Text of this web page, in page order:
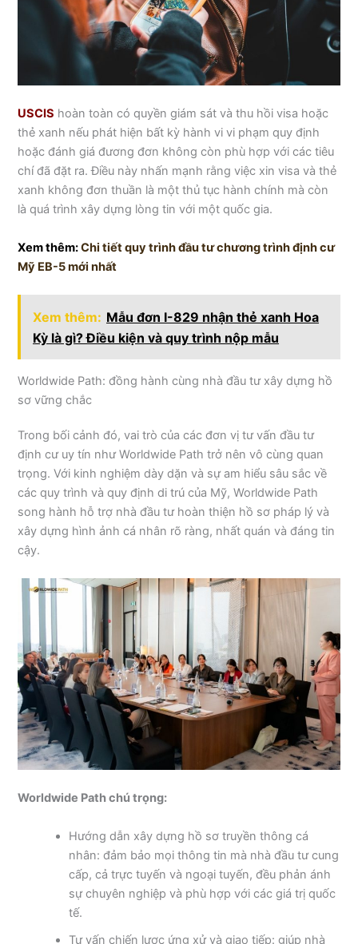
USCIS hoàn toàn có quyền giám sát và thu hồi visa hoặc
thẻ xanh nếu phát hiện bất kỳ hành vi vi phạm quy định
hoặc đánh giá đương đơn không còn phù hợp với các tiêu
chí đã đặt ra. Điều này nhấn mạnh rằng việc xin visa và thẻ
xanh không đơn thuần là một thủ tục hành chính mà còn
là quá trình xây dựng lòng tin với một quốc gia.
Xem thêm:Chi tiết quy trình đầu tư chương trình định cư
Mỹ EB-5 mới nhất
Xem thêm: Mẫu đơn I-829 nhận thẻ xanh Hoa
Kỳ là gì? Điều kiện và quy trình nộp mẫu
Worldwide Path: đồng hành cùng nhà đầu tư xây dựng hồ
sơ vững chắc
Trong bối cảnh đó, vai trò của các đơn vị tư vấn đầu tư
định cư uy tín như Worldwide Path trở nên vô cùng quan
trọng. Với kinh nghiệm dày dặn và sự am hiểu sâu sắc về
các quy trình và quy định di trú của Mỹ, Worldwide Path
song hành hỗ trợ nhà đầu tư hoàn thiện hồ sơ pháp lý và
xây dựng hình ảnh cá nhân rõ ràng, nhất quán và đáng tin
cậy.
Worldwide Path chú trọng:
Hướng dẫn xây dựng hồ sơ truyền thông cá
nhân: đảm bảo mọi thông tin mà nhà đầu tư cung
cấp, cả trực tuyến và ngoại tuyến, đều phản ánh
sự chuyên nghiệp và phù hợp với các giá trị quốc
tế.
Tư vấn chiến lược ứng xử và giao tiếp: giúp nhà